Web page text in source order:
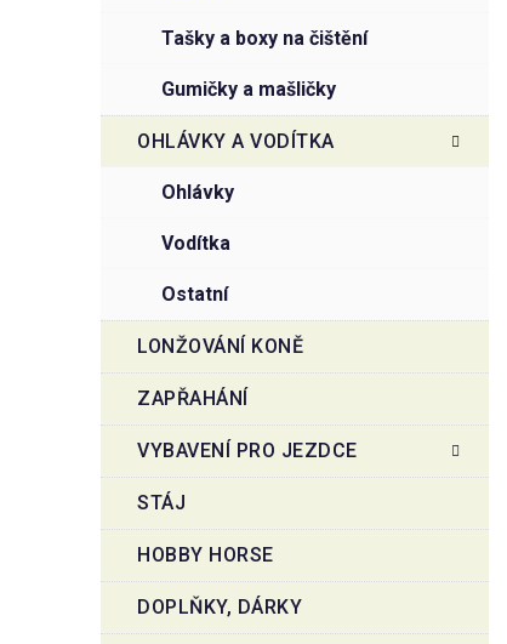
tašky a boxy na čištění
gumičky a mašličky
OHLÁVKY A VODÍTKA
ohlávky
vodítka
ostatní
LONŽOVÁNÍ KONĚ
ZAPŘAHÁNÍ
VYBAVENÍ PRO JEZDCE
STÁJ
HOBBY HORSE
DOPLŇKY, DÁRKY